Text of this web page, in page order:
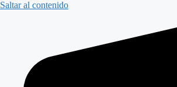
Saltar al contenido